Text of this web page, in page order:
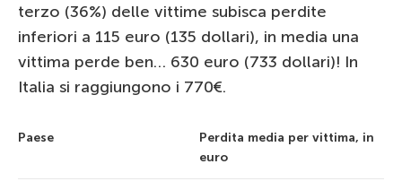
terzo (36%) delle vittime subisca perdite
inferiori a 115 euro (135 dollari), in media una
vittima perde ben… 630 euro (733 dollari)! In
Italia si raggiungono i 770€.
Paese
Perdita media per vittima, in
euro